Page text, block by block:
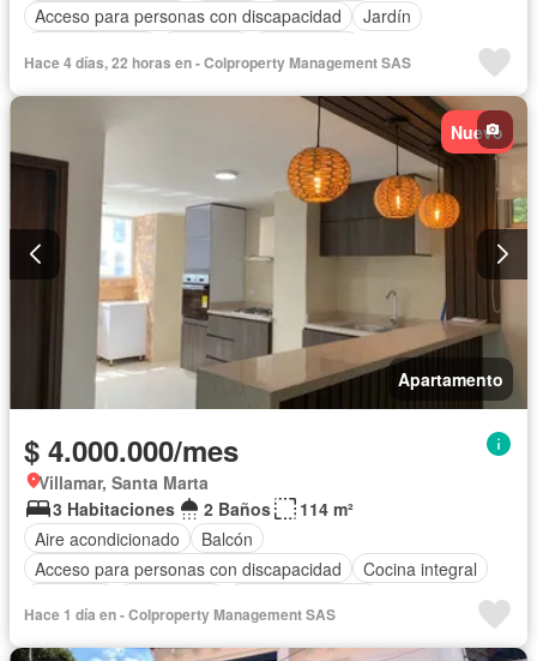
Acceso para personas con discapacidad
Jardín
Vista panorámica
Seguridad privada Piscina
Hace 4 días, 22 horas en - Colproperty Management SAS
Nuevo
Apartamento
$ 4.000.000/mes
Villamar, Santa Marta
3 Habitaciones
2 Baños
114 m²
Aire acondicionado
Balcón
Acceso para personas con discapacidad
Cocina integral
Seguridad privada
Agua
Hace 1 día en - Colproperty Management SAS